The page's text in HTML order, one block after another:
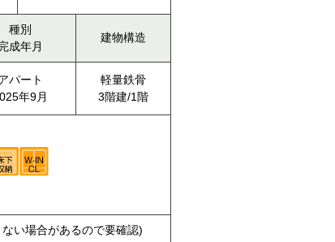
種別
成年月
建物構造
パート
年9月
軽量鉄骨
3階建/1階
い場合があるので要確認)